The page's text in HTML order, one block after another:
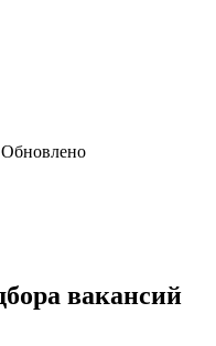
Обновлено
вакансий